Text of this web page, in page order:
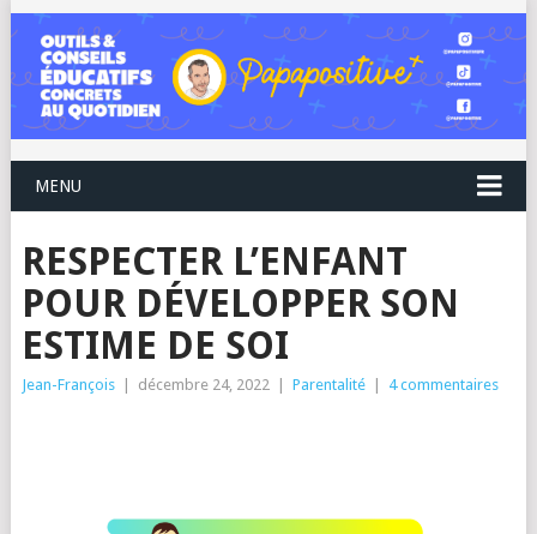
MENU
RESPECTER L’ENFANT
POUR DÉVELOPPER SON
ESTIME DE SOI
Jean-François décembre 24, 2022 Parentalité 4 commentaires